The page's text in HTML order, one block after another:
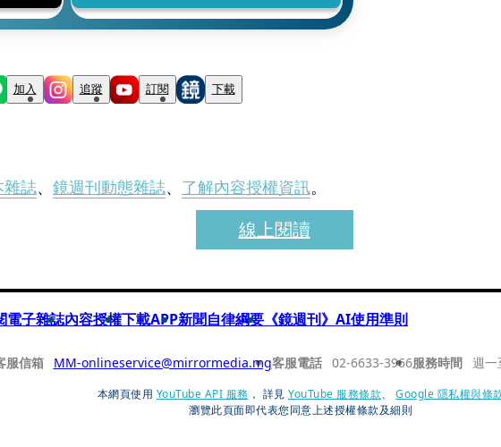
加入 追蹤 訂閱 下載
雜誌、 鏡週刊動態雜誌、 了解內容授權資訊。
線上閱讀
電子雜誌內容授權下載APP新聞自律綱要 《鏡週刊》AI使用準則
服信箱 MM-onlineservice@mirrormedia.mg客服電話 02-6633-3966服務時間 週一
本網頁使用 YouTube API 服務 ， 詳見 YouTube 服務條款、
Google 隱私權與條
瀏覽此頁面即代表您同意上述授權條款及細則